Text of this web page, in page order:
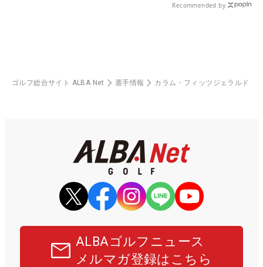
Recommended by
ゴルフ総合サイト ALBA Net 選手情報 カラム・フィッツジェラルド
ALBAゴルフニュース
メルマガ登録はこちら